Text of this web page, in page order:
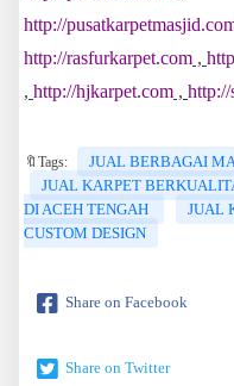
http://
http://rasfurkarpet.com ,
, http://hjkarpet.com , http://
🔖Tags:
JUAL BERBAGAI
JUAL KARPET
DI ACEH TENGAH
JUAL
CUSTOM DESIGN
Share on Facebook
Share on Twitter